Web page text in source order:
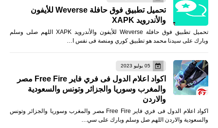
تحميل تطبيق فوق حافلة Weverse للأيفون
والأندرويد XAPK
تحميل تطبيق فوق حافلة Weverse للأيفون والأندرويد XAPK اللهم صلى وسلم
وبارك على سيدنا محمد هو تطبيق كوري ومنصة فى نفس ا…
05 يوليو 2023
اكواد اعلام الدول فى فري فاير Free Fire مصر
والمغرب وسوريا والجزائر وتونس والسعودية
والاردن
اكواد اعلام الدول فى فري فاير Free Fire مصر والمغرب وسوريا والجزائر وتونس
والسعودية والاردن اللهم صل وسلم وبارك على سي…